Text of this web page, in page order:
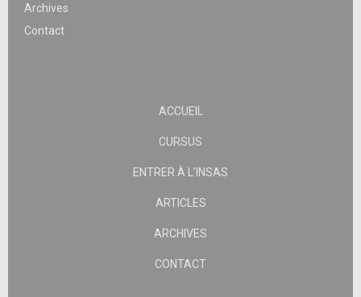
Archives
Contact
ACCUEIL
CURSUS
ENTRER À L’INSAS
ARTICLES
ARCHIVES
CONTACT